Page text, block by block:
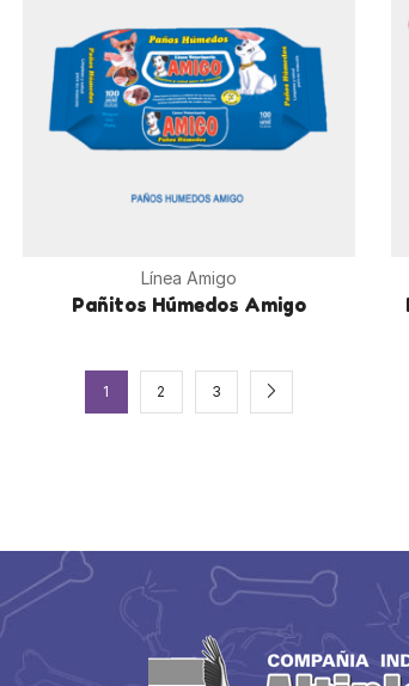
Línea Amigo
Pañitos Húmedos Amigo
1 2 3